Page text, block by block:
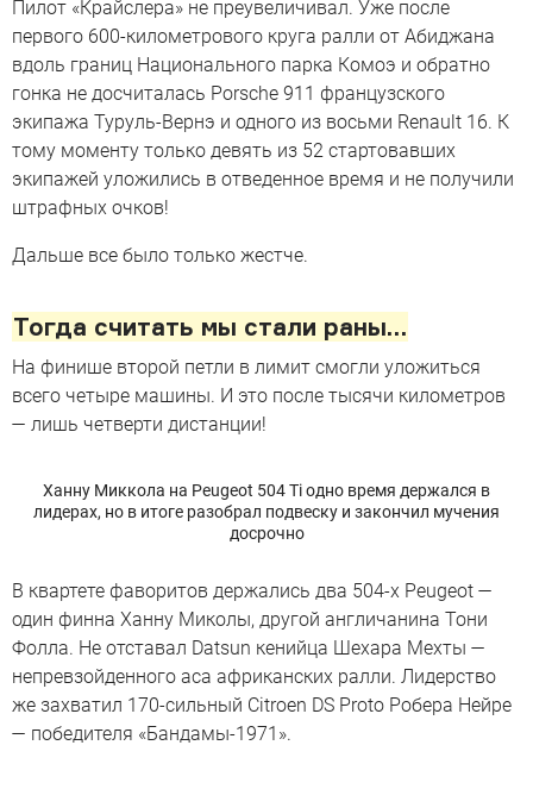
Пилот «Крайслера» не преувеличивал. Уже после
первого 600-километрового круга ралли от Абиджана
вдоль границ Национального парка Комоэ и обратно
гонка не досчиталась Porsche 911 французского
экипажа Туруль-Вернэ и одного из восьми Renault 16. К
тому моменту только девять из 52 стартовавших
экипажей уложились в отведенное время и не получили
штрафных очков!
Дальше все было только жестче.
Тогда считать мы стали раны…
На финише второй петли в лимит смогли уложиться
всего четыре машины. И это после тысячи километров
— лишь четверти дистанции!
Ханну Миккола на Peugeot 504 Ti одно время держался в
лидерах, но в итоге разобрал подвеску и закончил мучения
досрочно
В квартете фаворитов держались два 504-х Peugeot —
один финна Ханну Миколы, другой англичанина Тони
Фолла. Не отставал Datsun кенийца Шехара Мехты —
непревзойденного аса африканских ралли. Лидерство
же захватил 170-сильный Citroen DS Proto Робера Нейре
— победителя «Бандамы-1971».